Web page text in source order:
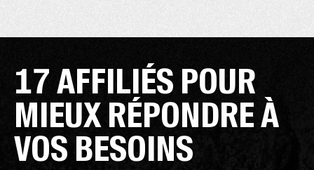
17 AFFILIÉS POUR
MIEUX RÉPONDRE À
VOS BESOINS